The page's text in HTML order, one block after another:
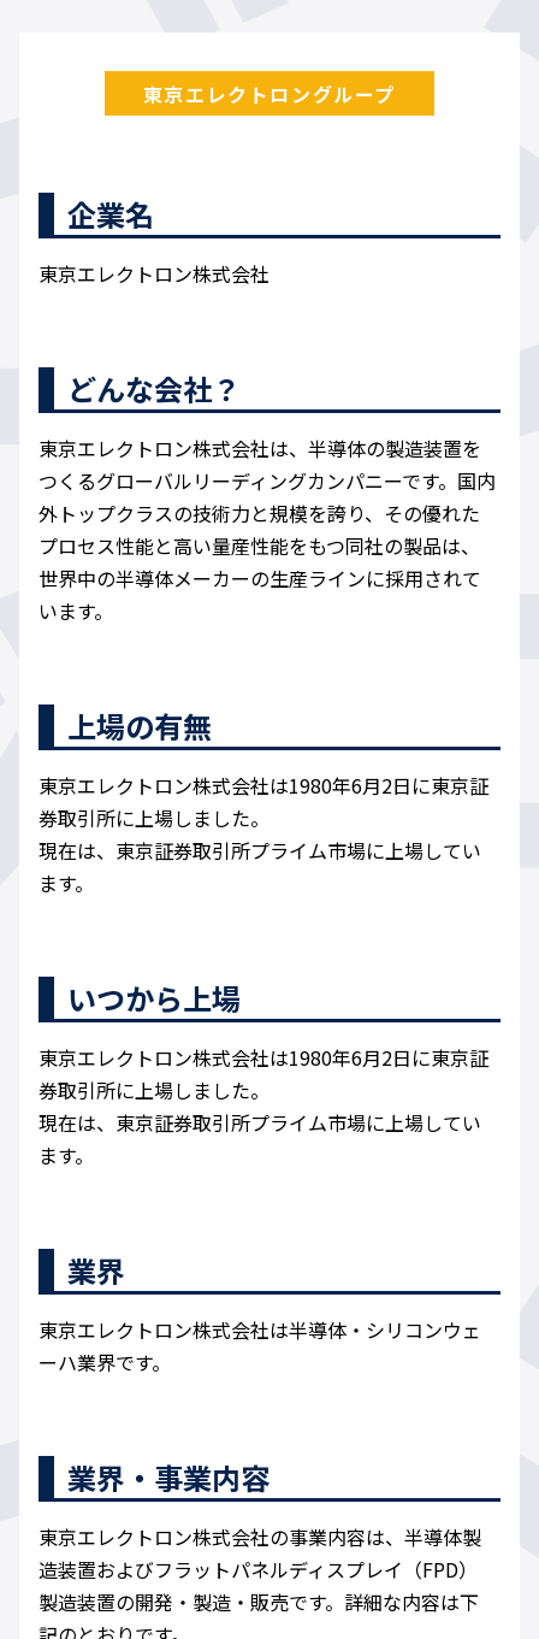
東京エレクトロングループ
企業名
東京エレクトロン株式会社
どんな会社？
東京エレクトロン株式会社は、半導体の製造装置を
つくるグローバルリーディングカンパニーです。国内
外トップクラスの技術力と規模を誇り、その優れた
プロセス性能と高い量産性能をもつ同社の製品は、
世界中の半導体メーカーの生産ラインに採用されて
います。
上場の有無
東京エレクトロン株式会社は1980年6月2日に東京証
券取引所に上場しました。
現在は、東京証券取引所プライム市場に上場してい
ます。
いつから上場
東京エレクトロン株式会社は1980年6月2日に東京証
券取引所に上場しました。
現在は、東京証券取引所プライム市場に上場してい
ます。
業界
東京エレクトロン株式会社は半導体・シリコンウェ
ーハ業界です。
業界・事業内容
東京エレクトロン株式会社の事業内容は、半導体製
造装置およびフラットパネルディスプレイ（FPD）
製造装置の開発・製造・販売です。詳細な内容は下